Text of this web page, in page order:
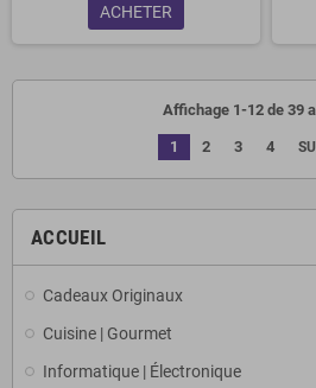
ACCUEIL
Cadeaux Originaux
Cuisine | Gourmet
Informatique | Électronique
ACHETER
Affichage 1-12 de 39
1 2 3 4